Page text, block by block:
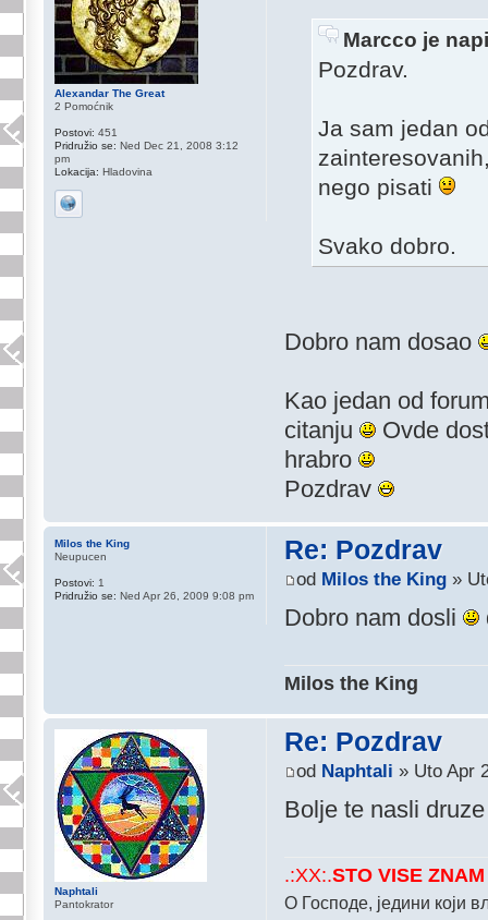
Marcco je
Pozdrav.
Ja sam jedan
nego pisati
Svako dobro.
Dobro nam dosao
Kao jedan od
citanju
Ovde
hrabro
Pozdrav
Alexandar The Great
2 Pomoćnik
Postovi: 451
Pridružio se: Ned Dec 21, 2008 3:12
pm
Lokacija: Hladovina
Re: Pozdrav
od Milos the King »
Dobro nam dosli
Milos the King
Milos the King
Neupucen
Postovi: 1
Pridružio se: Ned Apr 26, 2009 9:08 pm
Re: Pozdrav
od Naphtali » Uto Apr
Bolje te nasli
.:XX:.STO VISE
О Господе, једини који
Naphtali
Pantokrator